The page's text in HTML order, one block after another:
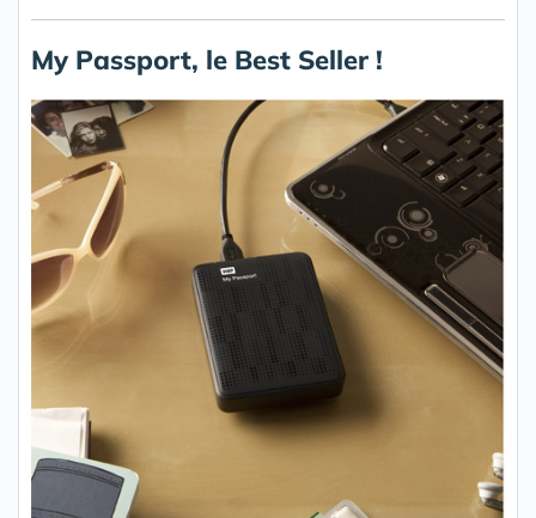
My Passport, le Best Seller !